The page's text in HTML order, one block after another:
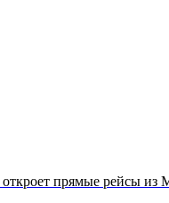
прямые рейсы из